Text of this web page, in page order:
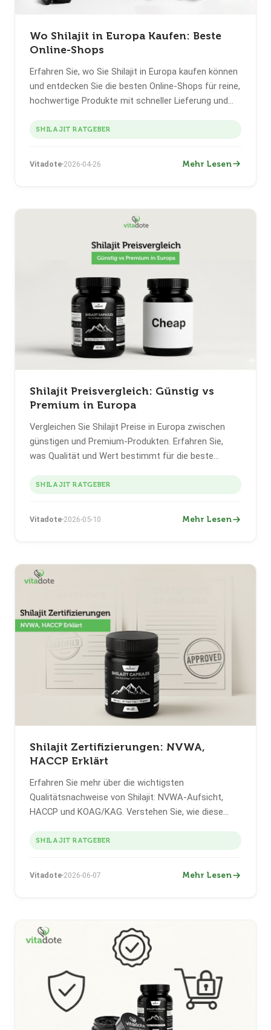
Wo Shilajit in Europa Kaufen: Beste
Online-Shops
Erfahren Sie, wo Sie Shilajit in Europa kaufen können
und entdecken Sie die besten Online-Shops für reine,
hochwertige Produkte mit schneller Lieferung und
SHILAJIT RATGEBER
Vitadote 2026-04-26 Mehr Lesen
Shilajit Preisvergleich: Günstig vs
Premium in Europa
Vergleichen Sie Shilajit Preise in Europa zwischen
günstigen und Premium-Produkten. Erfahren Sie,
was Qualität und Wert bestimmt für die beste
SHILAJIT RATGEBER
Vitadote 2026-05-10 Mehr Lesen
Shilajit Zertifizierungen: NVWA,
HACCP Erklärt
Erfahren Sie mehr über die wichtigsten
Qualitätsnachweise von Shilajit: NVWA-Aufsicht,
HACCP und KOAG/KAG. Verstehen Sie, wie diese
unterstützen.
SHILAJIT RATGEBER
Vitadote 2026-06-07 Mehr Lesen